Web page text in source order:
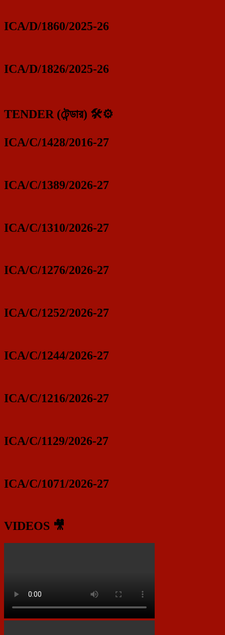
ICA/D/1860/2025-26
ICA/D/1826/2025-26
TENDER (টেন্ডার) 🛠️⚙️
ICA/C/1428/2016-27
ICA/C/1389/2026-27
ICA/C/1310/2026-27
ICA/C/1276/2026-27
ICA/C/1252/2026-27
ICA/C/1244/2026-27
ICA/C/1216/2026-27
ICA/C/1129/2026-27
ICA/C/1071/2026-27
VIDEOS 🎥